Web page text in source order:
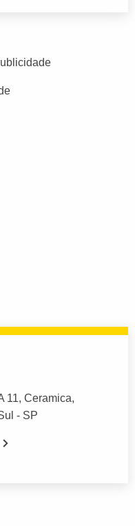
11, Ceramica,
- SP